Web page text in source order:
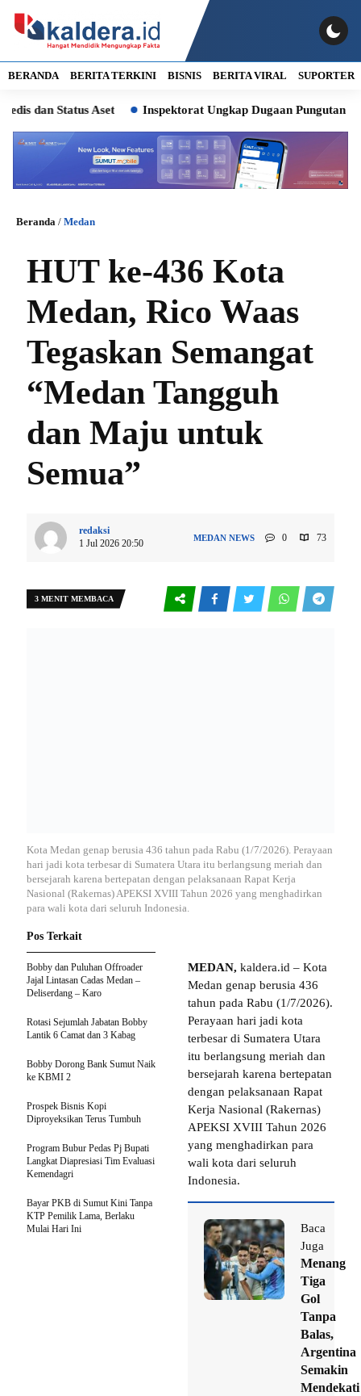
BERANDA BERITA TERKINI BISNIS BERITA VIRAL SUPORTER
Status Aset Inspektorat Ungkap Dugaan Pungutan Liar,
Beranda / Medan
HUT ke-436 Kota
Medan, Rico Waas
Tegaskan Semangat
“Medan Tangguh
dan Maju untuk
Semua”
redaksi
1 Jul 2026 20:50
MEDAN NEWS 0 73
3 MENIT MEMBACA
Kota Medan genap berusia 436 tahun pada Rabu (1/7/2026). Perayaan
hari jadi kota terbesar di Sumatera Utara itu berlangsung meriah dan
bersejarah karena bertepatan dengan pelaksanaan Rapat Kerja
Nasional (Rakernas) APEKSI XVIII Tahun 2026 yang menghadirkan
para wali kota dari seluruh Indonesia.
MEDAN, kaldera.id – Kota
Medan genap berusia 436
tahun pada Rabu (1/7/2026).
Perayaan hari jadi kota
terbesar di Sumatera Utara
itu berlangsung meriah dan
bersejarah karena bertepatan
dengan pelaksanaan Rapat
Kerja Nasional (Rakernas)
APEKSI XVIII Tahun 2026
yang menghadirkan para
wali kota dari seluruh
Indonesia.
Baca
Juga
Menang
Tiga
Gol
Tanpa
Balas,
Argentina
Semakin
Mendekati
Pos Terkait
Bobby dan Puluhan Offroader
Jajal Lintasan Cadas Medan –
Deliserdang – Karo
Rotasi Sejumlah Jabatan Bobby
Lantik 6 Camat dan 3 Kabag
Bobby Dorong Bank Sumut Naik
ke KBMI 2
Prospek Bisnis Kopi
Diproyeksikan Terus Tumbuh
Program Bubur Pedas Pj Bupati
Langkat Diapresiasi Tim Evaluasi
Kemendagri
Bayar PKB di Sumut Kini Tanpa
KTP Pemilik Lama, Berlaku
Mulai Hari Ini